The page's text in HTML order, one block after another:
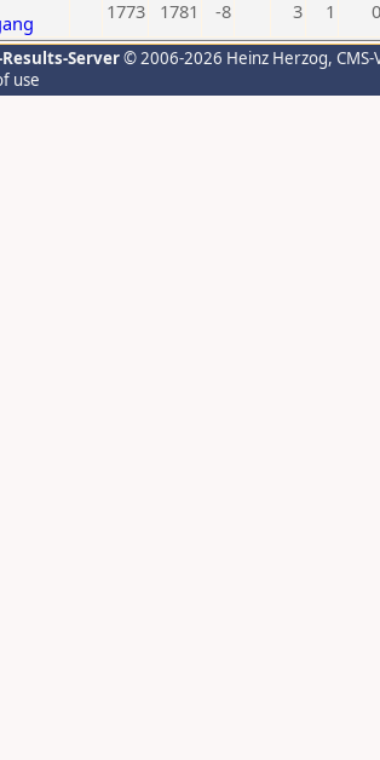
1773 1781 -8 3 1 0
Server© 2006-2026 Heinz Herzog,
use